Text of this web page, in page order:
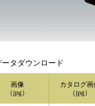
ータダウンロード
画像
（jpg）
カタログ画
（jpg）